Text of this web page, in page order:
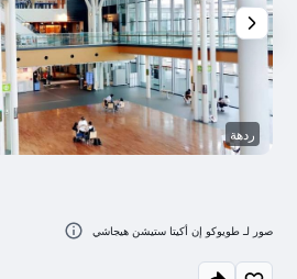
ردهة
صور لـ طويوكو إن أكيتا ستيشن هيجاشي